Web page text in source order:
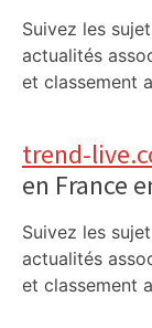
Suivez les
actualités
et classement
trend-
en France
Suivez les
actualités
et classement